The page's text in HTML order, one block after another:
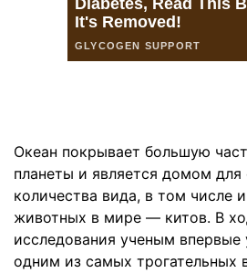
Океан покрывает большую
планеты и является домом для
количества вида, в том числе
животных в мире — китов. В
исследования ученым впервые
одним из самых трогательных